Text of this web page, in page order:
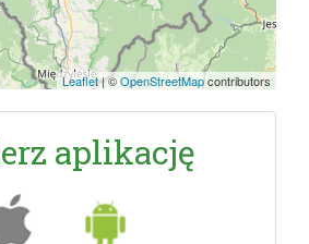
Leaflet|©OpenStreetMapcontributors
aplikację